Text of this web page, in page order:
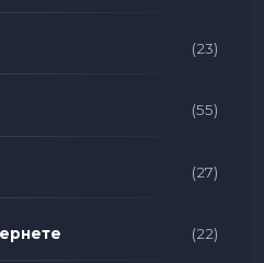
(23)
(55)
(27)
(22)